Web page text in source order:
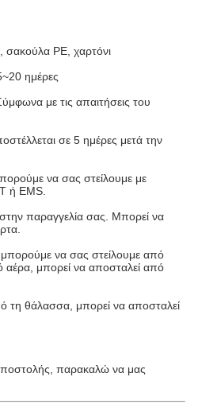
PE, χαρτόνι
ημέρες
με τις απαιτήσεις του
σε 5 ημέρες μετά την
να σας στείλουμε με
ή EMS.
παραγγελία σας. Μπορεί να
μπορούμε να σας στείλουμε από
μπορεί να αποσταλεί από
τη θάλασσα, μπορεί να αποσταλεί
παρακαλώ να μας